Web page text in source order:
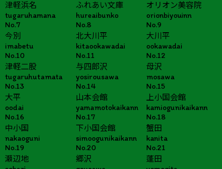
津軽浜名
tugaruhamana
ふれあい文庫
hureaibunko
オリオン美容院
orionbiyouinn
No.7
今別
imabetu
No.8
北大川平
kitaookawadai
No.9
大川平
ookawadai
No.10
津軽二股
tugaruhutamata
No.11
与四郎沢
yosirousawa
No.12
母沢
mosawa
No.13
大平
oodai
No.14
山本会館
yamamotokaikann
No.15
上小国会館
kamiogunikaikann
No.16
中小国
nakaoguni
No.17
下小国会館
simoogunikaikann
No.18
蟹田
kanita
No.19
瀬辺地
No.20
郷沢
No.21
蓬田